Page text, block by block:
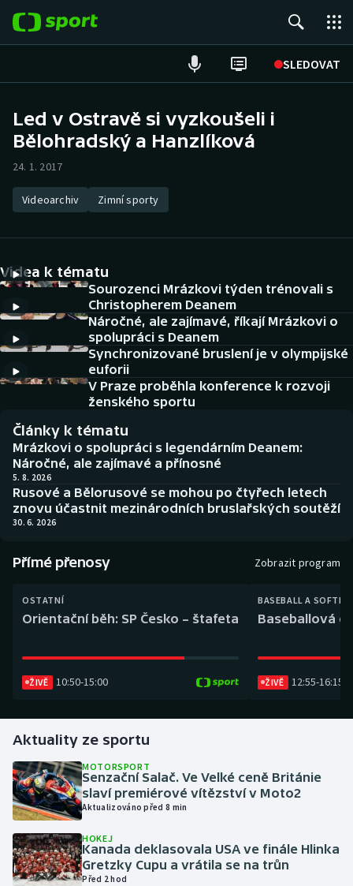
SLEDOVAT
Hokej
Atletika
DALŠÍ SPORTY
Americký fotbal
Baseball a softbal
Biatlon
Boby a skeleton
Box
Curling
Dostihy
Gymnastika
Házená
Jezdectví
Judo
NEPŘEHLÉDNĚTE
Historické návraty
Aplikace ČT sport
AZ kvíz
Led v Ostravě si vyzkoušeli i
Bělohradský a Hanzlíková
24. 1. 2017
Videoarchiv Zimní sporty
Videa k tématu
Sourozenci Mrázkovi týden trénovali s
Christopherem Deanem
Náročné, ale zajímavé, říkají Mrázkovi o
spolupráci s Deanem
Synchronizované bruslení je v olympijské
euforii
V Praze proběhla konference k rozvoji
ženského sportu
Články k tématu
Mrázkovi o spolupráci s legendárním Deanem:
Náročné, ale zajímavé a přínosné
5. 8. 2026
Rusové a Bělorusové se mohou po čtyřech letech
znovu účastnit mezinárodních bruslařských soutěží
30. 6. 2026
Přímé přenosy Zobrazit program
OSTATNÍ
Orientační běh: SP Česko – štafeta
ŽIVĚ 10:50-15:00
BASEBALL A
Baseballová
ŽIVĚ 12:55-16:15
Aktuality ze sportu
MOTORSPORT
Senzační Salač. Ve Velké ceně Británie
slaví premiérové vítězství v Moto2
Aktualizováno před 8 min
HOKEJ
Kanada deklasovala USA ve finále Hlinka
Gretzky Cupu a vrátila se na trůn
Před 2 hod